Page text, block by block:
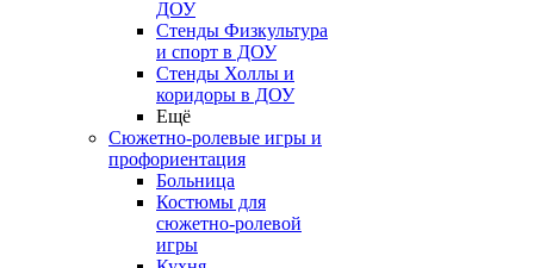
ДОУ
Стенды Физкультура
и спорт в ДОУ
Стенды Холлы и
коридоры в ДОУ
Ещё
Сюжетно-ролевые игры и
профориентация
Больница
Костюмы для
сюжетно-ролевой
игры